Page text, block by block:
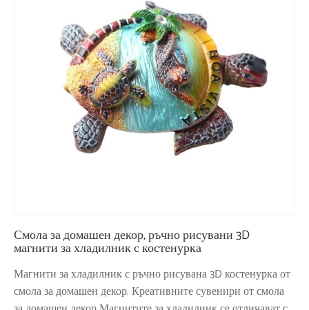
Смола за домашен декор, ръчно рисувани 3D
магнити за хладилник с костенурка
Магнити за хладилник с ръчно рисувана 3D костенурка от
смола за домашен декор. Креативните сувенири от смола